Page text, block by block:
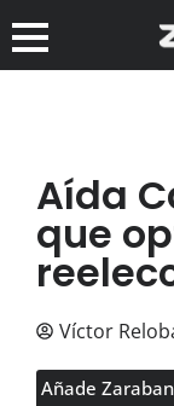
Aída
que
Víctor
Añade